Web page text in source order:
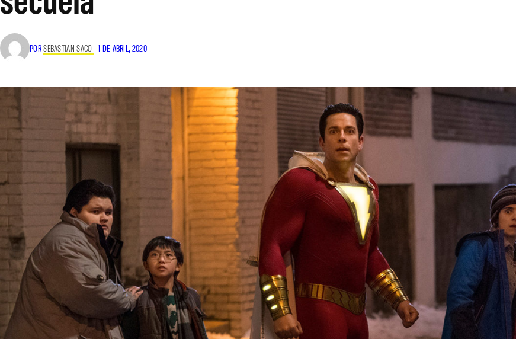
PORSEBASTIAN SACO –1 DE ABRIL, 2020